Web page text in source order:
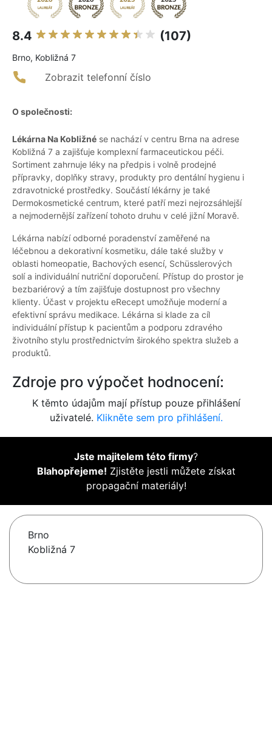
8.4 (107)
Brno, Kobližná 7
Zobrazit telefonní číslo
O společnosti:
Lékárna Na Kobližné se nachází v centru Brna na adrese
Kobližná 7 a zajišťuje komplexní farmaceutickou péči.
Sortiment zahrnuje léky na předpis i volně prodejné
přípravky, doplňky stravy, produkty pro dentální hygienu i
zdravotnické prostředky. Součástí lékárny je také
Dermokosmetické centrum, které patří mezi nejrozsáhlejší
a nejmodernější zařízení tohoto druhu v celé jižní Moravě.
Lékárna nabízí odborné poradenství zaměřené na
léčebnou a dekorativní kosmetiku, dále také služby v
oblasti homeopatie, Bachových esencí, Schüsslerových
solí a individuální nutriční doporučení. Přístup do prostor je
bezbariérový a tím zajišťuje dostupnost pro všechny
klienty. Účast v projektu eRecept umožňuje moderní a
efektivní správu medikace. Lékárna si klade za cíl
individuální přístup k pacientům a podporu zdravého
životního stylu prostřednictvím širokého spektra služeb a
produktů.
Zdroje pro výpočet hodnocení:
K těmto údajům mají přístup pouze přihlášení
uživatelé. Klikněte sem pro přihlášení.
Jste majitelem této firmy?
Blahopřejeme! Zjistěte jestli můžete získat
propagační materiály!
Brno
Kobližná 7